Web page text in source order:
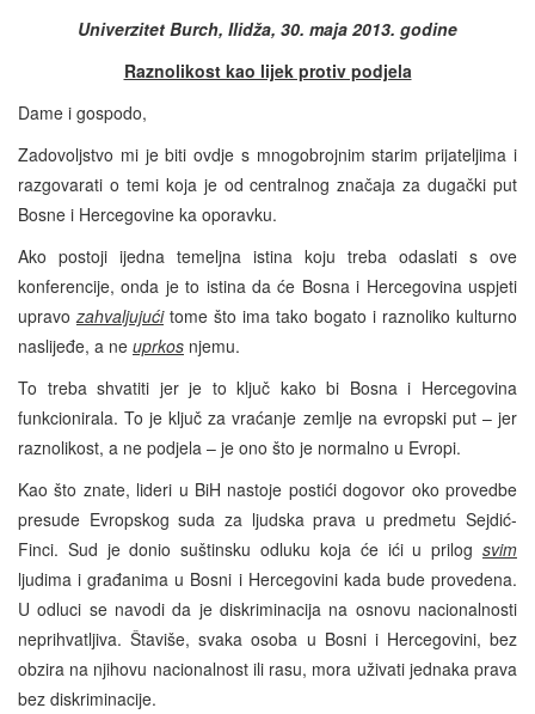
Univerzitet Burch, Ilidža, 30. maja 2013. godine
Raznolikost kao lijek protiv podjela
Dame i gospodo,
Zadovoljstvo mi je biti ovdje s mnogobrojnim starim prijateljima i
razgovarati o temi koja je od centralnog značaja za dugački put
Bosne i Hercegovine ka oporavku.
Ako postoji ijedna temeljna istina koju treba odaslati s ove
konferencije, onda je to istina da će Bosna i Hercegovina uspjeti
upravo zahvaljujućitome što ima tako bogato i raznoliko kulturno
naslijeđe, a ne uprkos njemu.
To treba shvatiti jer je to ključ kako bi Bosna i Hercegovina
funkcionirala. To je ključ za vraćanje zemlje na evropski put – jer
raznolikost, a ne podjela – je ono što je normalno u Evropi.
Kao što znate, lideri u BiH nastoje postići dogovor oko provedbe
presude Evropskog suda za ljudska prava u predmetu Sejdić-
Finci. Sud je donio suštinsku odluku koja će ići u prilog svim
ljudima i građanima u Bosni i Hercegovini kada bude provedena.
U odluci se navodi da je diskriminacija na osnovu nacionalnosti
neprihvatljiva. Štaviše, svaka osoba u Bosni i Hercegovini, bez
obzira na njihovu nacionalnost ili rasu, mora uživati jednaka prava
bez diskriminacije.